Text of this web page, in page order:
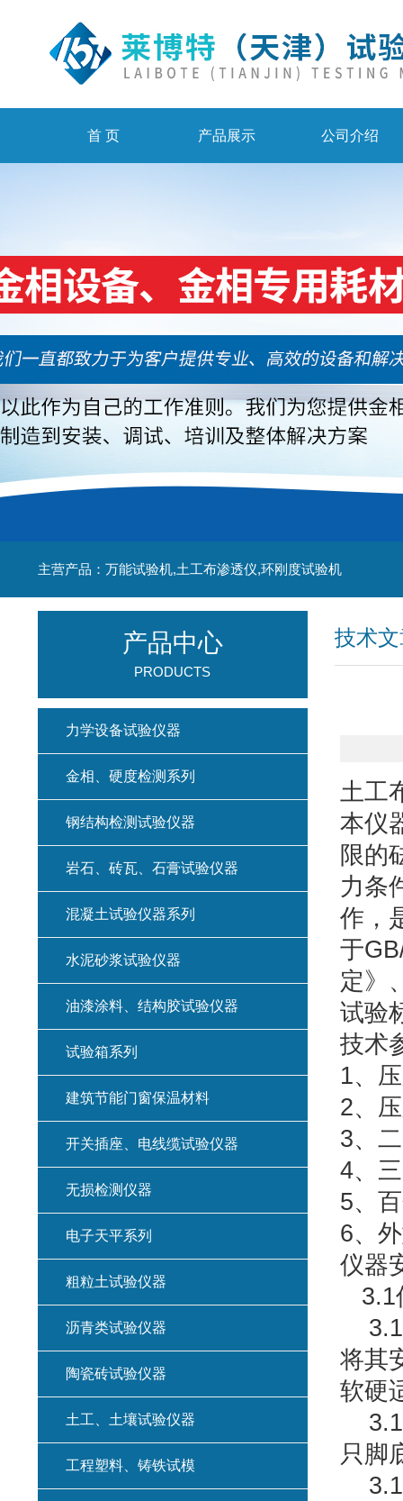
首 页 产品展示 公司介绍
主营产品：万能试验机,土工布渗透仪,环刚度试验机
技术
土工
本仪
限的
力条
作，
于
定》
试验
技术
1、
2、
3、
4、
5、
6、
仪器
3.1
将其
只脚
产品中心
PRODUCTS
力学设备试验仪器
金相、硬度检测系列
钢结构检测试验仪器
岩石、砖瓦、石膏试验仪器
混凝土试验仪器系列
水泥砂浆试验仪器
油漆涂料、结构胶试验仪器
试验箱系列
建筑节能门窗保温材料
开关插座、电线缆试验仪器
无损检测仪器
电子天平系列
粗粒土试验仪器
沥青类试验仪器
陶瓷砖试验仪器
土工、土壤试验仪器
工程塑料、铸铁试模